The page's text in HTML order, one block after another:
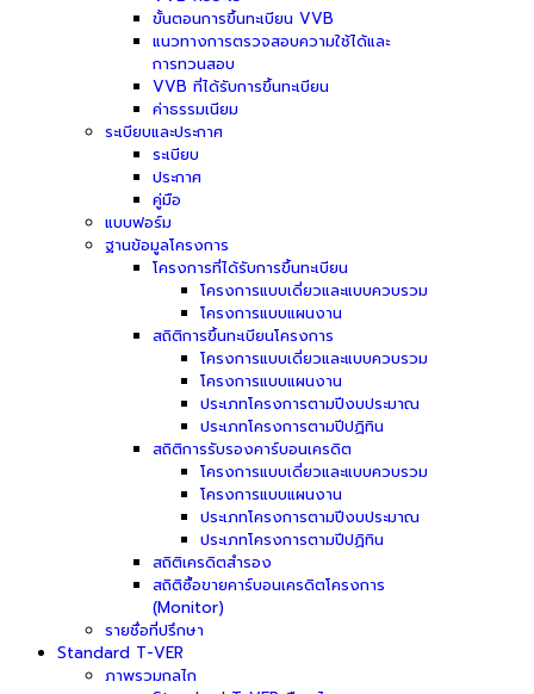
ขั้นตอนการขึ้นทะเบียน VVB
แนวทางการตรวจสอบความใช้ได้และ
การทวนสอบ
VVB ที่ได้รับการขึ้นทะเบียน
ค่าธรรมเนียม
ระเบียบและประกาศ
ระเบียบ
ประกาศ
คู่มือ
แบบฟอร์ม
ฐานข้อมูลโครงการ
โครงการที่ได้รับการขึ้นทะเบียน
โครงการแบบเดี่ยวและแบบควบรวม
โครงการแบบแผนงาน
สถิติการขึ้นทะเบียนโครงการ
โครงการแบบเดี่ยวและแบบควบรวม
โครงการแบบแผนงาน
ประเภทโครงการตามปีงบประมาณ
ประเภทโครงการตามปีปฏิทิน
สถิติการรับรองคาร์บอนเครดิต
โครงการแบบเดี่ยวและแบบควบรวม
โครงการแบบแผนงาน
ประเภทโครงการตามปีงบประมาณ
ประเภทโครงการตามปีปฏิทิน
สถิติเครดิตสำรอง
สถิติซื้อขายคาร์บอนเครดิตโครงการ
(Monitor)
รายชื่อที่ปรึกษา
Standard T-VER
ภาพรวมกลไก